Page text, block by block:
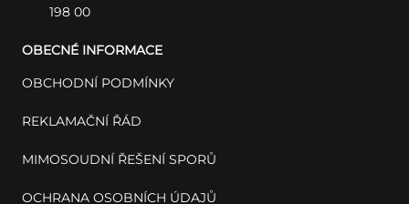
198 00
OBECNÉ INFORMACE
OBCHODNÍ PODMÍNKY
REKLAMAČNÍ ŘÁD
MIMOSOUDNÍ ŘEŠENÍ SPORŮ
OCHRANA OSOBNÍCH ÚDAJŮ